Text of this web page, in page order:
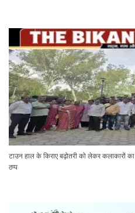
टाउन हाल के किराए बढ़ोतरी को लेकर कलाकारों
ठप्प